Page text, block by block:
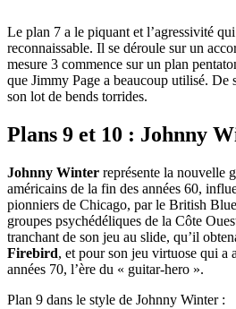
Le plan 7 a le piquant et l’agressivité
reconnaissable. Il se déroule sur un
mesure 3 commence sur un plan
que Jimmy Page a beaucoup utilisé. De
son lot de bends torrides.
Plans 9 et 10 : Johnny
Johnny Winter représente la nouvelle
américains de la fin des années 60,
pionniers de Chicago, par le British
groupes psychédéliques de la Côte
tranchant de son jeu au slide, qu’il
Firebird, et pour son jeu virtuose qui a
années 70, l’ère du « guitar-hero ».
Plan 9 dans le style de Johnny Winter :